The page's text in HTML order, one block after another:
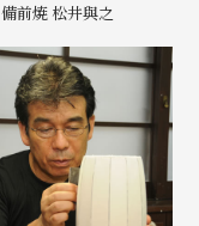
備前焼 松井與之